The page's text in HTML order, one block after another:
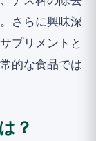
さらに興味深
プリメントと
的な食品では
？